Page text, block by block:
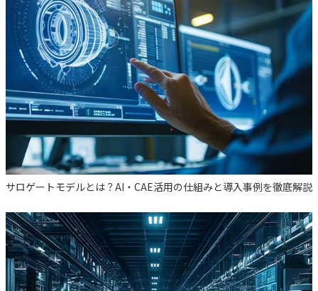
サロゲートモデルとは？AI・CAE活用の仕組みと導入事例を徹底解説